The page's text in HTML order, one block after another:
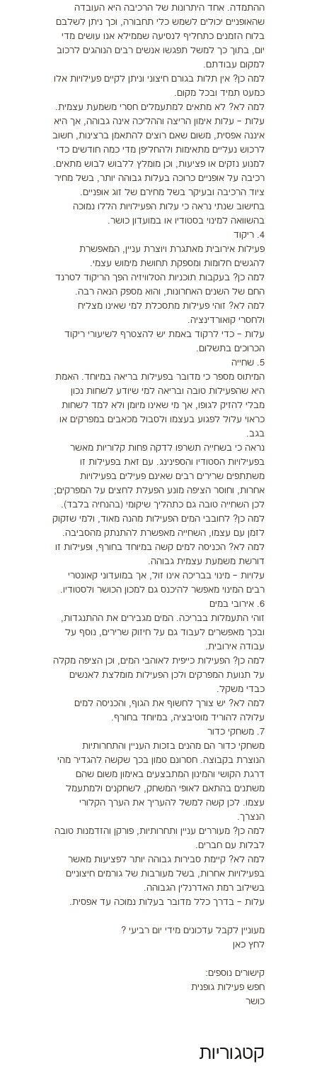
ההתמדה. אחד היתרונות של הרכיבה היא העובדה
שהאופניים יכולים לשמש כלי תחבורה, וכך ניתן לשלבם
בלוח הזמנים כתחליף לנסיעה שממילא אנו עושים מדי
יום, בתוך כך למשל תפגשו אנשים רבים הנוהגים לרכוב
למקום עבודתם.
למה כן? אין תלות בגורם חיצוני וניתן לקיים פעילויות אלו
כמעט תמיד ובכל מקום.
למה לא? לא מתאים למתעמלים חסרי משמעת עצמית.
עלות – עלות אימון הריצה וההליכה אינה גבוהה, אך היא
איננה אפסית, משום שאם רוצים להתאמן ברצינות, חשוב
לרכוש נעליים מתאימות ולהחליפן מדי כמה חודשים כדי
למנוע נזקים או פציעות, וכן מומלץ ללבוש לבוש מתאים.
רכיבה על אופניים כרוכה בעלות גבוהה יותר, בשל מחיר
ציוד הרכיבה ובעיקר בשל מחירם של זוג אופניים.
בחישוב שנתי נראה כי עלות הפעילויות הללו נמוכה
בהשוואה למינוי בסטודיו או במועדון כושר.
4. ריקוד
פעילות אירובית מאתגרת ויוצרת עניין, המאפשרת
להגשים חלומות ומספקת תחושת מימוש עצמי.
למה כן? בעקבות תוכניות הטלוויזיה הפך הריקוד לטרנד
החם של השנים האחרונות, והוא מספק הנאה רבה.
למה לא? זוהי פעילות מתסכלת למי שאינו מצליח
ולחסרי קואורדינציה.
עלות – כדי לרקוד באמת יש להצטרף לשיעורי ריקוד
הכרוכים בתשלום.
5. שחייה
המיתוס מספר כי מדובר בפעילות בריאה במיוחד. האמת
היא שהפעילות טובה ובריאה למי שיודע לשחות נכון
מבלי להזיק לגופו, אך מי שאינו מיומן ולא למד לשחות
כראוי עלול לפגוע בעצמו ולסבול מכאבים במפרקים או
בגב.
נראה כי בשחייה תשרפו לדקה פחות קלוריות מאשר
בפעילויות הסטודיו והספינינג. עם זאת בפעילות זו
משתתפים שרירים רבים שאינם פעילים בפעילויות
אחרות, וחוסר הציפה מונע הפעלת לחצים על המפרקים;
לכן השחייה טובה גם כתהליך שיקומי (בהנחיה בלבד).
למה כן? לחובבי המים הפעילות מהנה מאוד, ולמי שזקוק
לזמן עם עצמו, השחייה מאפשרת להתנתק מהסביבה.
למה לא? הכניסה למים קשה במיוחד בחורף, ופעילות זו
דורשת משמעת עצמית גבוהה.
עלויות – מינוי בבריכה אינו זול, אך במועדוני קאונטרי
רבים המינוי מאפשר להיכנס גם למכון הכושר ולסטודיו.
6. אירובי במים
זוהי התעמלות בבריכה. המים מגבירים את ההתנגדות,
ובכך מאפשרים לעבוד גם על חיזוק שרירים, נוסף על
עבודה אירובית.
למה כן? הפעילות כייפית לאוהבי המים, וכן הציפה מקלה
על תנועת המפרקים ולכן הפעילות מומלצת לאנשים
כבדי משקל.
למה לא? יש צורך לחשוף את הגוף, והכניסה למים
עלולה להוריד מוטיבציה, במיוחד בחורף.
7. משחקי כדור
משחקי כדור הם מהנים בזכות העניין והתחרותיות
הנוצרת בקבוצה. חסרונם טמון בכך שקשה להגדיר מהי
דרגת הקושי והמינון המתבצעים באימון משום שהם
משתנים בהתאם לאופי המשחק, לשחקנים ולמתעמל
עצמו. לכן קשה למשל להעריך את הערך הקלורי
הנצרך.
למה כן? מעוררים עניין ותחרותיות, פורקן והזדמנות טובה
לבלות עם חברים.
למה לא? קיימת סבירות גבוהה יותר לפציעות מאשר
בפעילויות אחרות, בשל מעורבות של גורמים חיצוניים
בשילוב רמת האדרנלין הגבוהה.
עלות – בדרך כלל מדובר בעלות נמוכה עד אפסית.
מעוניין לקבל עדכונים מידי יום רביעי ?
לחץ כאן
קישורים נוספים:
חפש פעילות גופנית
כושר
קטגוריות